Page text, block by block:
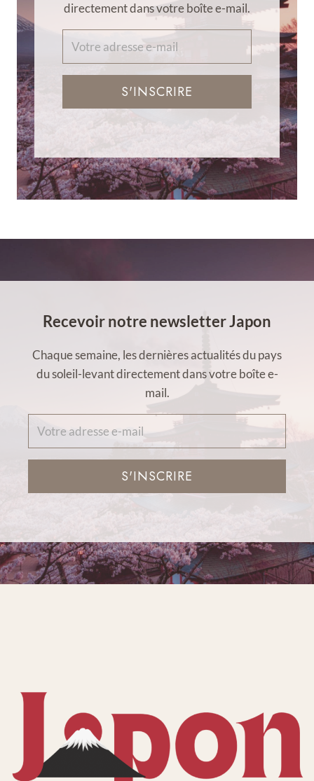
directement dans votre boîte e-mail.
S'INSCRIRE
Recevoir notre newsletter Japon
Chaque semaine, les dernières actualités du pays
du soleil-levant directement dans votre boîte e-
mail.
S'INSCRIRE